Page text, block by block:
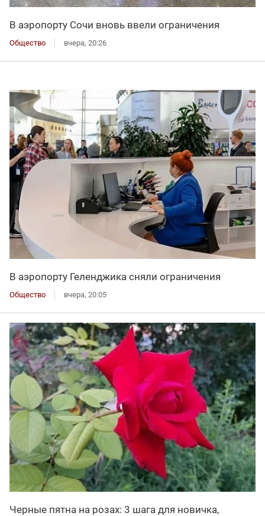
В аэропорту Сочи вновь ввели ограничения
Общество вчера, 20:26
В аэропорту Геленджика сняли ограничения
Общество вчера, 20:05
Черные пятна на розах: 3 шага для новичка,